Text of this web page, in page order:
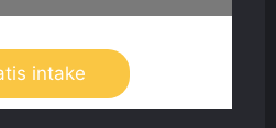
intake